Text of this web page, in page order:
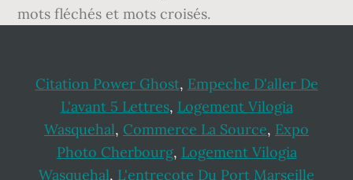
mots fléchés et mots croisés.
Citation Power Ghost, Empeche D'aller De
L'avant 5 Lettres, Logement Vilogia
Wasquehal, Commerce La Source, Expo
Photo Cherbourg, Logement Vilogia
Wasquehal, L'entrecote Du Port Marseille